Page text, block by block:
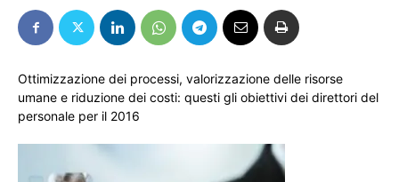
Ottimizzazione dei processi, valorizzazione delle risorse
umane e riduzione dei costi: questi gli obiettivi dei direttori del
personale per il 2016